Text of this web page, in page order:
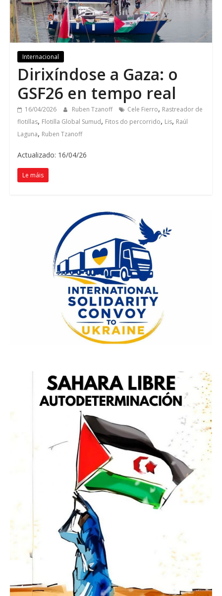
Internacional
Dirixíndose a Gaza: o
GSF26 en tempo real
16/04/2026 Ruben Tzanoff Cele Fierro, Rastreador de
flotillas, Flotilla Global Sumud, Fitos do percorrido, Lis, Raúl
Laguna, Ruben Tzanoff
Actualizado: 16/04/26
Le máis